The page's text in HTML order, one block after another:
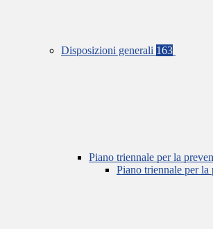
Disposizioni generali 163
Piano triennale per la
Piano triennale per